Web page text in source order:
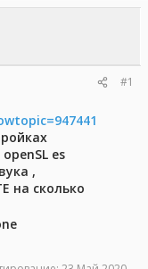
#1
es
,
на сколько